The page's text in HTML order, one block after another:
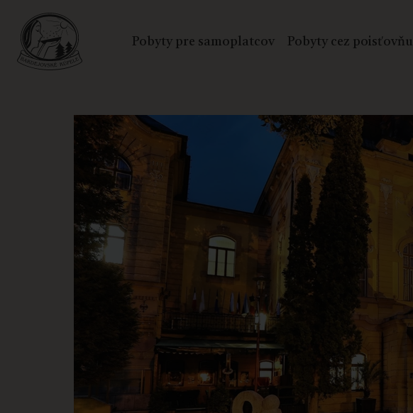
Pobyty pre samoplatcov Pobyty cez poisťovňu